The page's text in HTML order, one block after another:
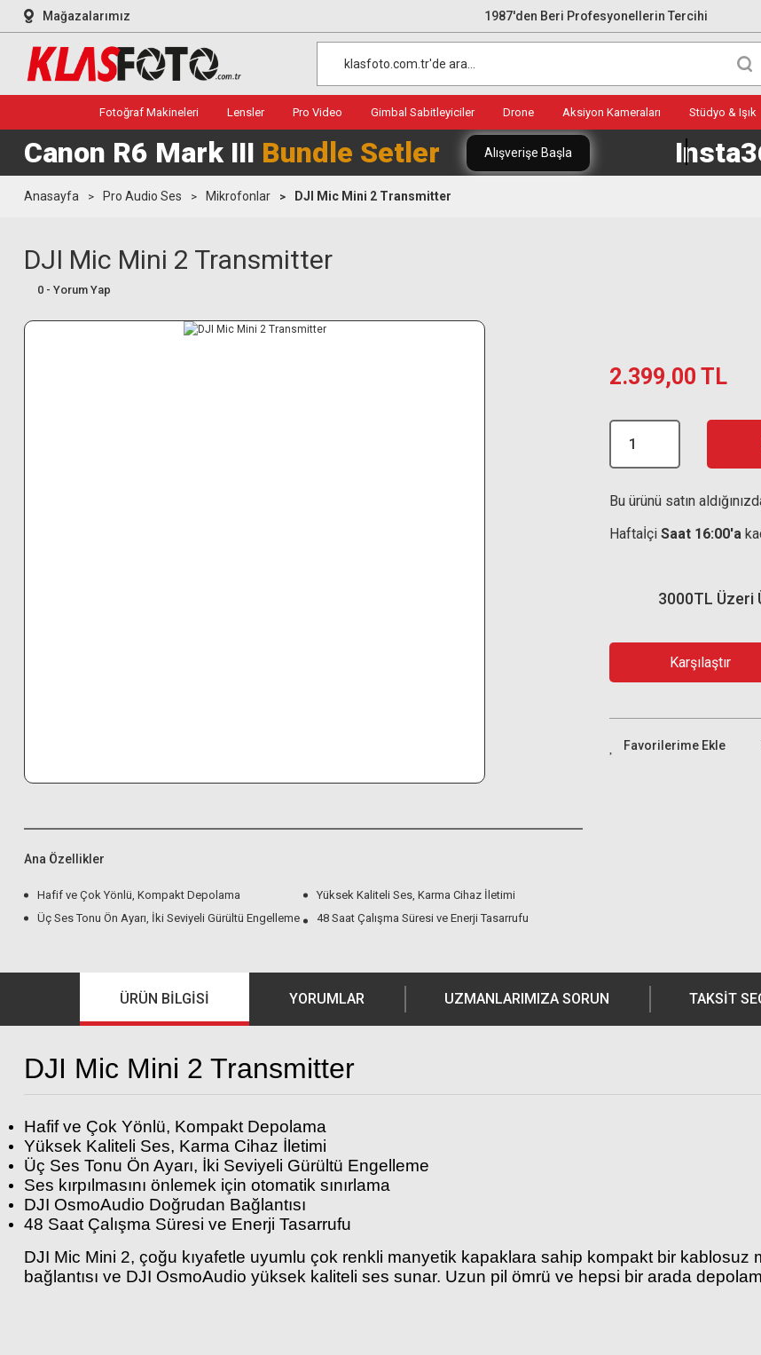
Mağazalarımız 1987'den Beri Profesyonellerin Tercihi
Fotoğraf Makineleri Lensler Pro Video Gimbal Sabitleyiciler Drone Aksiyon Kameraları Stüdyo & Işık
Canon R6 Mark III Bundle Setler Alışverişe Başla
Anasayfa Pro Audio Ses Mikrofonlar DJI Mic Mini 2 Transmitter
DJI Mic Mini 2 Transmitter
0 - Yorum Yap
Ana Özellikler
Hafif ve Çok Yönlü, Kompakt Depolama
Yüksek Kaliteli Ses, Karma Cihaz İletimi
Üç Ses Tonu Ön Ayarı, İki Seviyeli Gürültü Engelleme
48 Saat Çalışma Süresi ve Enerji Tasarrufu
2.399,00 TL
Bu ürünü satın
Haftaİçi Saat 16:00'a
3000TL Üzeri
Karşılaştır
ÜRÜN BILGISI YORUMLAR UZMANLARIMIZA SORUN TAKSIT
DJI Mic Mini 2 Transmitter
Hafif ve Çok Yönlü, Kompakt Depolama
Yüksek Kaliteli Ses, Karma Cihaz İletimi
Üç Ses Tonu Ön Ayarı, İki Seviyeli Gürültü Engelleme
Ses kırpılmasını önlemek için otomatik sınırlama
DJI OsmoAudio Doğrudan Bağlantısı
48 Saat Çalışma Süresi ve Enerji Tasarrufu
DJI Mic Mini 2, çoğu kıyafetle uyumlu çok renkli manyetik kapaklara sahip kompakt bir kablosuz
bağlantısı ve DJI OsmoAudio yüksek kaliteli ses sunar. Uzun pil ömrü ve hepsi bir arada